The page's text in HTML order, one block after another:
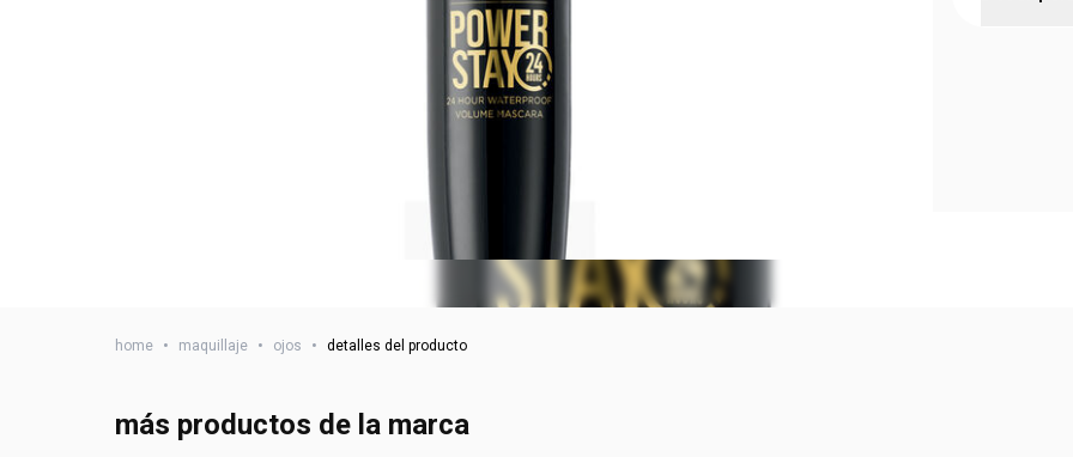
home • maquillaje • ojos • detalles del producto
más productos de la marca